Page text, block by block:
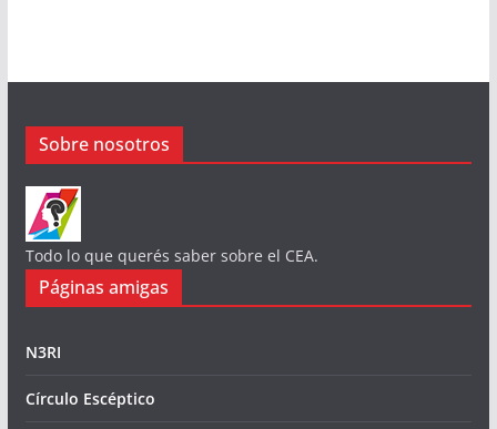
Sobre nosotros
Todo lo que querés saber sobre el CEA.
Páginas amigas
N3RI
Círculo Escéptico